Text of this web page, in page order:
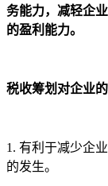
务能力，减轻企
的盈利能力。
税收筹划对企业
1. 有利于减少企
的发生。